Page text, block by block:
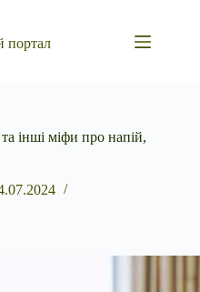
портал
інші міфи про напій,